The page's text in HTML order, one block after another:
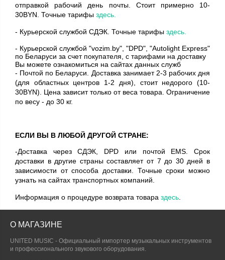
отправкой рабочий день почты. Стоит примерно 10-
30BYN. Точные тарифы здесь.
- Курьерской службой СДЭК. Точные тарифы здесь.
- Курьерской службой "vozim.by", "DPD", "Autolight Express"
по Беларуси за счет покупателя, с тарифами на доставку
Вы можете ознакомиться на сайтах данных служб
- Почтой по Беларуси. Доставка занимает 2-3 рабочих дня
(для областных центров 1-2 дня), стоит недорого (10-
30BYN). Цена зависит только от веса товара. Ограничение
по весу - до 30 кг.
ЕСЛИ ВЫ В ЛЮБОЙ ДРУГОЙ СТРАНЕ:
-Доставка через СДЭК, DPD или почтой EMS. Срок
доставки в другие страны составляет от 7 до 30 дней в
зависимости от способа доставки. Точные сроки можно
узнать на сайтах транспортных компаний.
Информация о процедуре возврата товара здесь
О МАГАЗИНЕ
UNITED MUSIC - Официальный импортер музыкальных инструментов
и профессионального звукового оборудования.